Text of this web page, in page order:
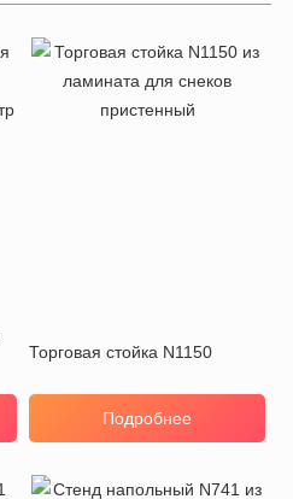
Торговая стойка N1150
Подробнее